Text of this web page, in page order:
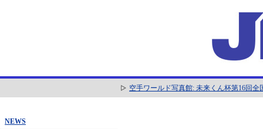
空手ワールド写真館: 未来くん杯第16回
NEWS